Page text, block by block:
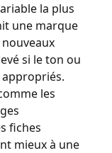
la plus
une marque
si le ton ou
les
fiches
mieux à une